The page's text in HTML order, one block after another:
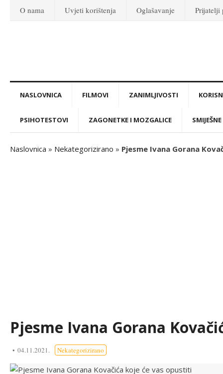
O nama Uvjeti korištenja Oglašavanje Prijatelji
NASLOVNICA FILMOVI ZANIMLJIVOSTI
PSIHOTESTOVI ZAGONETKE I MOZGALICE
Naslovnica » Nekategorizirano » Pjesme Ivana Gorana
Pjesme Ivana Gorana
04.11.2021. Nekategorizirano